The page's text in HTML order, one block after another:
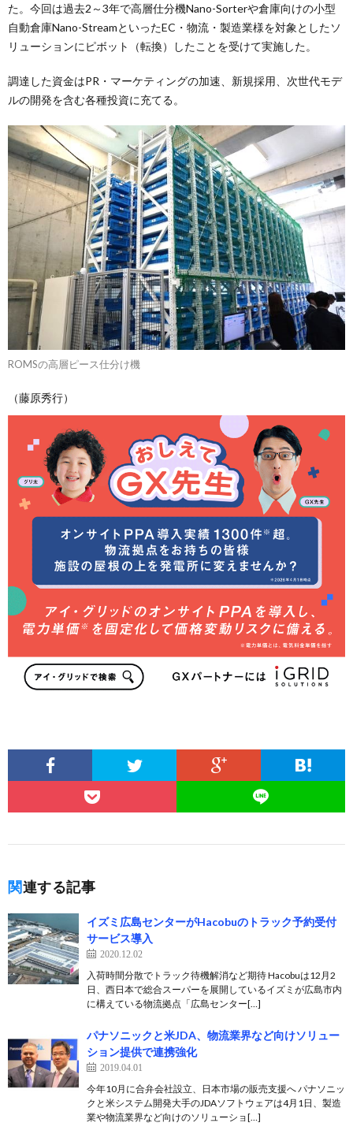
た。今回は過去2～3年で高層仕分機Nano-Sorterや倉庫向けの小型
自動倉庫Nano-StreamといったEC・物流・製造業様を対象としたソ
リューションにピボット（転換）したことを受けて実施した。
調達した資金はPR・マーケティングの加速、新規採用、次世代モデ
ルの開発を含む各種投資に充てる。
ROMSの高層ピース仕分け機
（藤原秀行）
関連する記事
イズミ広島センターがHacobuのトラック予約受付
サービス導入
2020.12.02
入荷時間分散でトラック待機解消など期待 Hacobuは12月2
日、西日本で総合スーパーを展開しているイズミが広島市内
に構えている物流拠点「広島センター[…]
パナソニックと米JDA、物流業界など向けソリュー
ション提供で連携強化
2019.04.01
今年10月に合弁会社設立、日本市場の販売支援へ パナソニッ
クと米システム開発大手のJDAソフトウェアは4月1日、製造
業や物流業界など向けのソリューショ[…]